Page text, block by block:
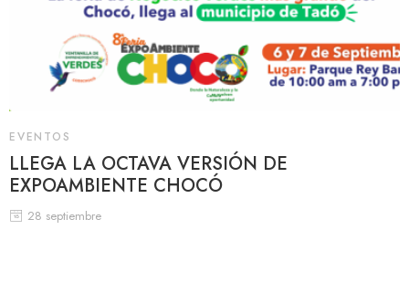
EVENTOS
LLEGA LA OCTAVA VERSIÓN DE
EXPOAMBIENTE CHOCÓ
28 septiembre